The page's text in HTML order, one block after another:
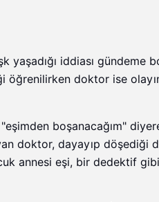
iddiası gündeme
öğrenilirken doktor ise
boşanacağım"
doktor, dayayıp döşediği
annesi eşi, bir dedektif